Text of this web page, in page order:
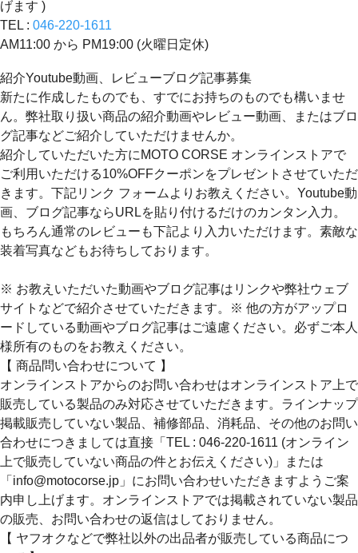
げます )
TEL : 046-220-1611
AM11:00 から PM19:00 (火曜日定休)
紹介Youtube動画、レビューブログ記事募集
新たに作成したものでも、すでにお持ちのものでも構いませ
ん。弊社取り扱い商品の紹介動画やレビュー動画、またはブロ
グ記事などご紹介していただけませんか。
紹介していただいた方にMOTO CORSE オンラインストアで
ご利用いただける10%OFFクーポンをプレゼントさせていただ
きます。下記リンク フォームよりお教えください。Youtube動
画、ブログ記事ならURLを貼り付けるだけのカンタン入力。
もちろん通常のレビューも下記より入力いただけます。素敵な
装着写真などもお待ちしております。
※ お教えいただいた動画やブログ記事はリンクや弊社ウェブ
サイトなどで紹介させていただきます。※ 他の方がアップロ
ードしている動画やブログ記事はご遠慮ください。必ずご本人
様所有のものをお教えください。
【 商品問い合わせについて 】
オンラインストアからのお問い合わせはオンラインストア上で
販売している製品のみ対応させていただきます。ラインナップ
掲載販売していない製品、補修部品、消耗品、その他のお問い
合わせにつきましては直接「TEL : 046-220-1611 (オンライン
上で販売していない商品の件とお伝えください)」または
「info@motocorse.jp」にお問い合わせいただきますようご案
内申し上げます。オンラインストアでは掲載されていない製品
の販売、お問い合わせの返信はしておりません。
【 ヤフオクなどで弊社以外の出品者が販売している商品につ